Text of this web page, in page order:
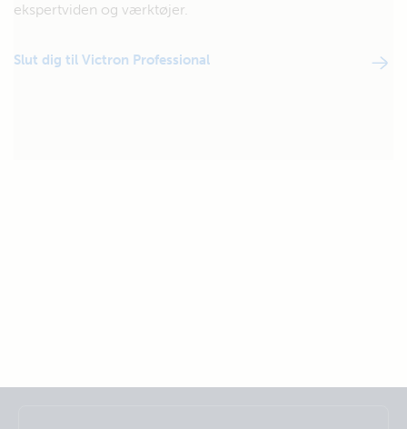
ekspertviden og værktøjer.
Slut dig til Victron Professional